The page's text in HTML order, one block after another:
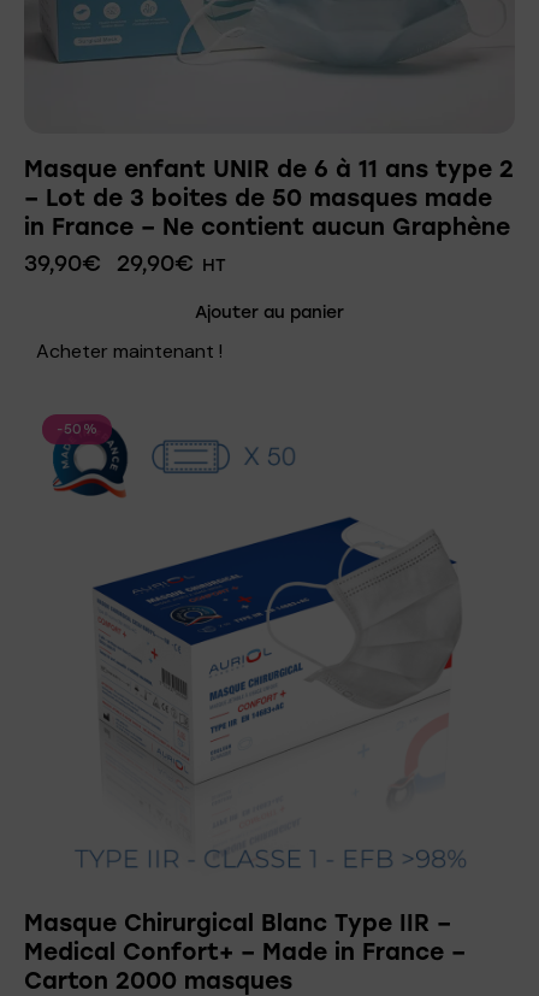
Masque enfant UNIR de 6 à 11 ans type 2
– Lot de 3 boites de 50 masques made
in France – Ne contient aucun Graphène
39,90€ 29,90€ HT
Ajouter au panier
Acheter maintenant !
-50%
Masque Chirurgical Blanc Type IIR –
Medical Confort+ – Made in France –
Carton 2000 masques